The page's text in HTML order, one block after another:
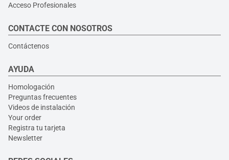
Acceso Profesionales
CONTACTE CON NOSOTROS
Contáctenos
AYUDA
Homologación
Preguntas frecuentes
Videos de instalación
Your order
Registra tu tarjeta
Newsletter